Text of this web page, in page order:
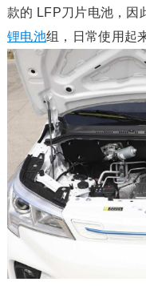
款的 LFP刀片电池，因
锂电池组，日常使用起